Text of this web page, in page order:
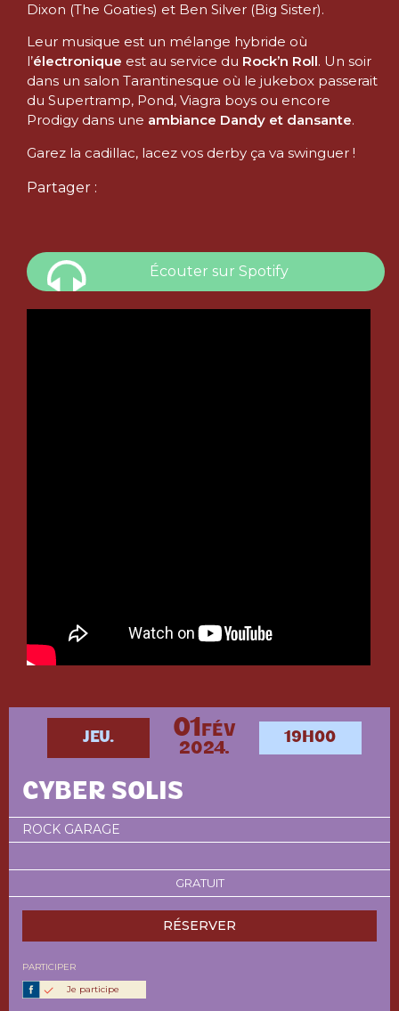
Dixon (The Goaties) et Ben Silver (Big Sister).
Leur musique est un mélange hybride où
l’électronique est au service du Rock’n Roll. Un soir
dans un salon Tarantinesque où le jukebox passerait
du Supertramp, Pond, Viagra boys ou encore
Prodigy dans une ambiance Dandy et dansante.
Garez la cadillac, lacez vos derby ça va swinguer !
Partager :
Écouter sur Spotify
JEU. 01 FÉV
2024.
19H00
CYBER SOLIS
ROCK GARAGE
GRATUIT
RÉSERVER
PARTICIPER
Je participe